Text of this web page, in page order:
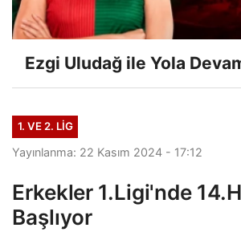
Ezgi Uludağ ile Yola
1. VE 2. LIG
Yayınlanma: 22 Kasım 2024 - 17:12
Erkekler 1.Ligi'nde
Başlıyor